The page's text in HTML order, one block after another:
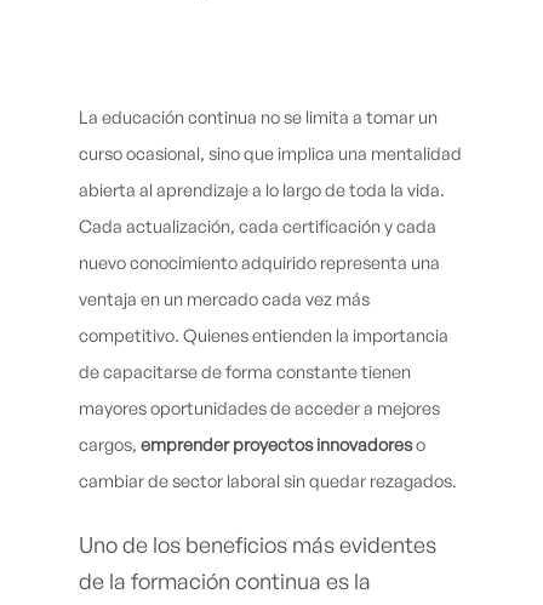
La educación continua no se limita a tomar un
curso ocasional, sino que implica una mentalidad
abierta al aprendizaje a lo largo de toda la vida.
Cada actualización, cada certificación y cada
nuevo conocimiento adquirido representa una
ventaja en un mercado cada vez más
competitivo. Quienes entienden la importancia
de capacitarse de forma constante tienen
mayores oportunidades de acceder a mejores
cargos, emprender proyectos innovadoreso
cambiar de sector laboral sin quedar rezagados.
Uno de los beneficios más evidentes
de la formación continua es la